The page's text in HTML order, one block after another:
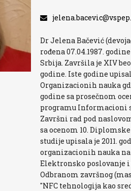
Dr Jelena Bačević
rođena 07.04.1987.
Srbija. Završila je XIV
godine. Iste godine
Organizacionih nauka
godine sa prosečnom
programu Informacioni
Završni rad pod
sa ocenom 10.
studije upisala je 2011.
organizacionih nauka
Elektronsko poslovanje
Odbranom završnog
"NFC tehnologija kao